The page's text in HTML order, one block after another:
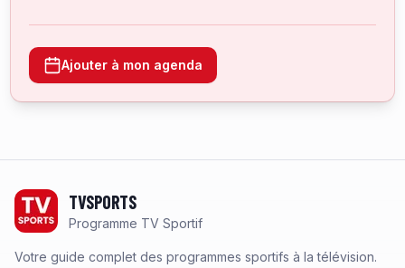
Ajouter à mon agenda
TVSPORTS
Programme TV Sportif
Votre guide complet des programmes sportifs à la télévision.